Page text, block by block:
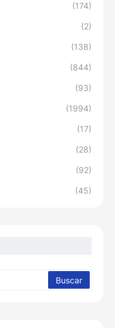
(174)
(2)
(138)
(844)
(93)
(1994)
(17)
(28)
(92)
(45)